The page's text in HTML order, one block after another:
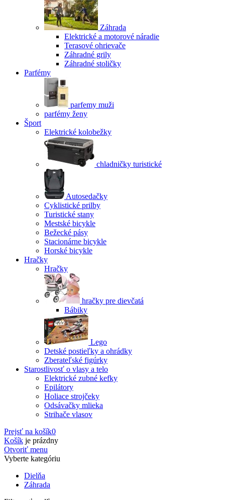
Záhrada
Elektrické a motorové náradie
Terasové ohrievače
Záhradné grily
Záhradné stoličky
Parfémy
parfemy muži
parfémy ženy
Šport
Elektrické kolobežky
chladničky turistické
Autosedačky
Cyklistické prilby
Turistické stany
Mestské bicykle
Bežecké pásy
Stacionárne bicykle
Horské bicykle
Hračky
Hračky
hračky pre dievčatá
Bábiky
Lego
Detské postieľky a ohrádky
Zberateľské figúrky
Starostlivosť o vlasy a telo
Elektrické zubné kefky
Epilátory
Holiace strojčeky
Odsávačky mlieka
Strihače vlasov
Prejsť na košík0
Košík je prázdny
Otvoriť menu
Vyberte kategóriu
Dielňa
Záhrada